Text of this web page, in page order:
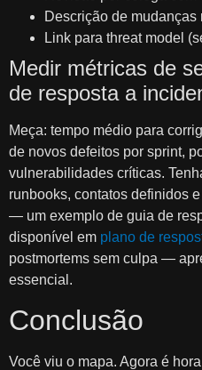
Descrição de mudanças
Link para threat model
Medir métricas de
de resposta a
Meça: tempo médio para
de novos defeitos por sprint,
vulnerabilidades críticas.
runbooks, contatos definidos
— um exemplo de guia de
disponível em plano de
postmortems sem culpa —
essencial.
Conclusão
Você viu o mapa. Agora é